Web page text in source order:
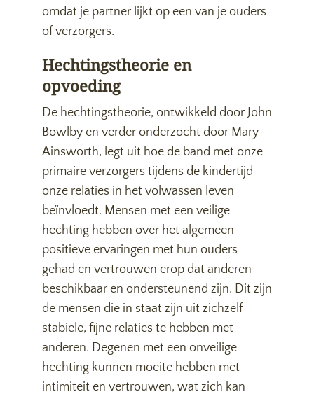
omdat je partner lijkt op een van je ouders
of verzorgers.
Hechtingstheorie en
opvoeding
De hechtingstheorie, ontwikkeld door John
Bowlby en verder onderzocht door Mary
Ainsworth, legt uit hoe de band met onze
primaire verzorgers tijdens de kindertijd
onze relaties in het volwassen leven
beïnvloedt. Mensen met een veilige
hechting hebben over het algemeen
positieve ervaringen met hun ouders
gehad en vertrouwen erop dat anderen
beschikbaar en ondersteunend zijn. Dit zijn
de mensen die in staat zijn uit zichzelf
stabiele, fijne relaties te hebben met
anderen. Degenen met een onveilige
hechting kunnen moeite hebben met
intimiteit en vertrouwen, wat zich kan